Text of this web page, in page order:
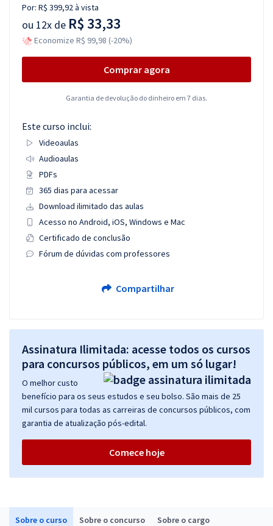
Sobre o curso Sobre o concurso Sobre o cargo
Por: R$ 399,92à vista
ou 12x de R$ 33,33
Economize R$ 99,98 (-20%)
Comprar agora
Garantia de devolução do dinheiro em 7 dias.
Este curso inclui:
Videoaulas
Audioaulas
PDFs
365 dias para acessar
Download ilimitado das aulas
Acesso no Android, iOS, Windows e Mac
Certificado de conclusão
Fórum de dúvidas com professores
Compartilhar
Assinatura Ilimitada: acesse todos os cursos
para concursos públicos, em um só lugar!
O melhor custo
benefício para os seus estudos e seu bolso. São mais de 25
mil cursos para todas as carreiras de concursos públicos, com
garantia de atualização pós-edital.
Comece hoje